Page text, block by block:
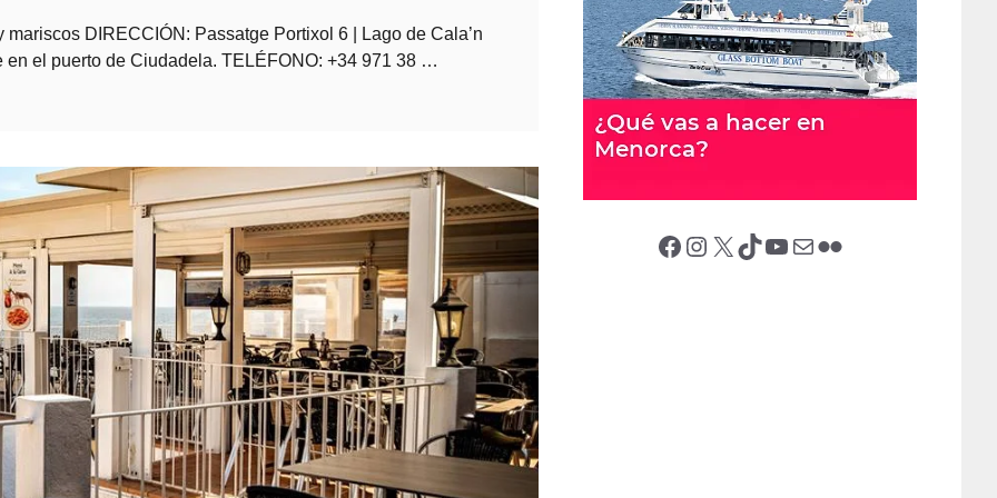
DIRECCIÓN: Passatge Portixol 6 | Lago de Cala’n
el puerto de Ciudadela. TELÉFONO: +34 971 38 …
Facebook Instagram X (Twitter) TikTok YouTube Correo electrónico Flickr